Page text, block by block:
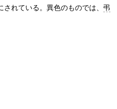
れている。異色のものでは、 弔